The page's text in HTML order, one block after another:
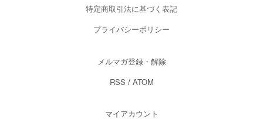
特定商取引法に基づく表記
プライバシーポリシー
メルマガ登録・解除
RSS / ATOM
マイアカウント